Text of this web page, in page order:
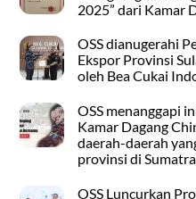
2025” dari Kamar
OSS dianugerahi
Ekspor Provinsi
oleh Bea Cukai
OSS menanggapi
Kamar Dagang
daerah-daerah
provinsi di
OSS Luncurkan